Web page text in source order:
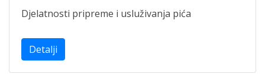
Djelatnosti pripreme i usluživanja pića
Detalji